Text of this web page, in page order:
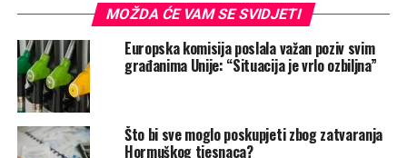
katastrofeuključuje savjete o suočavanju s hibridnim
prijetnjama, kao što su cyber napadi, dezinformacije,
sabotaže i rat. Po prvi put i vojni scenariji su izričito
obuhvaćeni.
Ralph Tiesler,
pripreme: ‘Uvijek se isplati biti dobro pripremljen’. Ovu
MOŽDA ĆE VAM SE SVIDJETI
Europska komisija poslala važan poziv svim
građanima Unije: “Situacija je vrlo ozbiljna”
Što bi sve moglo poskupjeti zbog zatvaranja
Hormuškog tjesnaca?